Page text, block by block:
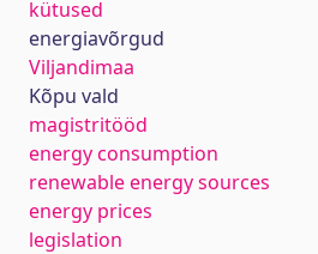
kütused
energiavõrgud
Viljandimaa
Kõpu vald
magistritööd
energy consumption
renewable energy sources
energy prices
legislation